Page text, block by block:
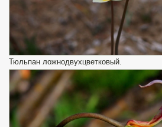
Тюльпан ложнодвухцветковый.